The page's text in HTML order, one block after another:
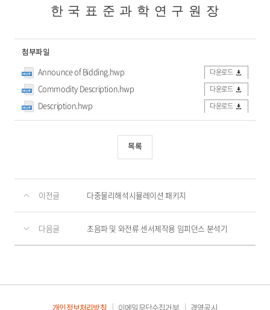
한 국 표 준 과 학 연 구 원 장
첨부파일
Announce of Bidding.hwp 다운로드
Commodity Description.hwp 다운로드
Description.hwp 다운로드
목록
이전글 다중물리해석시뮬레이션 패키지
다음글 초음파 및 와전류 센서제작용 임피던스 분석기
개인정보처리방침 이메일무단수집거부 경영공시